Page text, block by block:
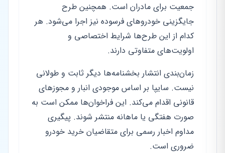
جمعیت برای مادران است. همچنین طرح
جایگزینی خودروهای فرسوده نیز اجرا می‌شود. هر
کدام از این طرح‌ها شرایط اختصاصی و
اولویت‌های متفاوتی دارند.
زمان‌بندی انتشار بخشنامه‌ها دیگر ثابت و طولانی
نیست. سایپا بر اساس موجودی انبار و مجوزهای
قانونی اقدام می‌کند. این فراخوان‌ها ممکن است به
صورت هفتگی یا ماهانه منتشر شوند. پیگیری
مداوم اخبار رسمی برای متقاضیان خرید خودرو
ضروری است.